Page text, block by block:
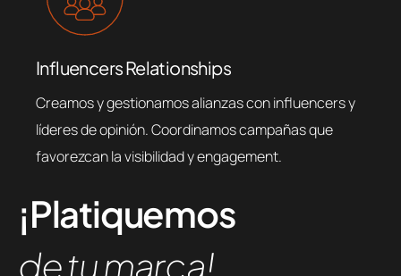
Influencers Relationships
Creamos y gestionamos alianzas con influencers y
líderes de opinión. Coordinamos campañas que
favorezcan la visibilidad y engagement.
¡Platiquemos
de tu marca!